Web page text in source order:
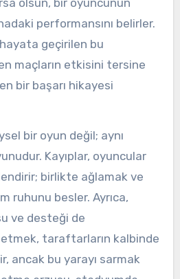
performansını belirler.
hayata geçirilen bu
maçların etkisini tersine
bir başarı hikayesi
bir oyun değil; aynı
Kayıplar, oyuncular
birlikte ağlamak ve
ruhunu besler. Ayrıca,
ve desteği de
taraftarların kalbinde
ancak bu yarayı sarmak